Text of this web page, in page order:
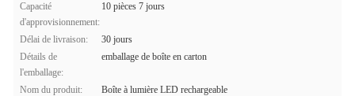
Capacité
d'approvisionnement:
10 pièces 7 jours
Délai de livraison:
30 jours
Détails de
l'emballage:
emballage de boîte en carton
Nom du produit:
Boîte à lumière LED rechargeable